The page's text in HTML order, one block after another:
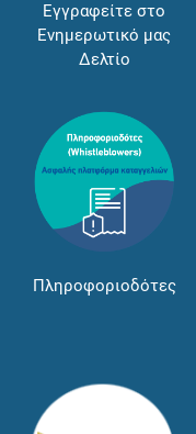
Εγγραφείτε στο
Ενημερωτικό μας
Δελτίο
Πληροφοριοδότες